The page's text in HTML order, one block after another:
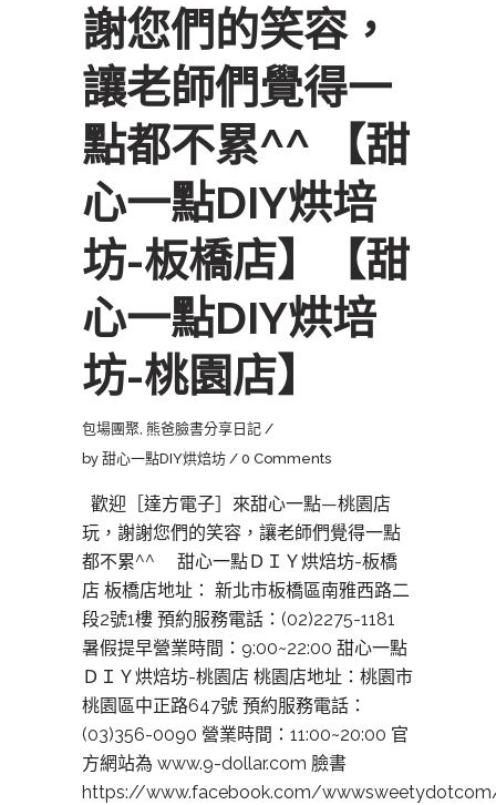
謝您們的笑容，
讓老師們覺得一
點都不累^^ 【甜
心一點DIY烘培
坊-板橋店】【甜
心一點DIY烘培
坊-桃園店】
包場團聚, 熊爸臉書分享日記
by 甜心一點DIY烘焙坊 0 Comments
歡迎［達方電子］來甜心一點—桃園店
玩，謝謝您們的笑容，讓老師們覺得一點
都不累^^ 甜心一點ＤＩＹ烘焙坊-板橋
店 板橋店地址： 新北市板橋區南雅西路二
段2號1樓 預約服務電話：(02)2275-1181
暑假提早營業時間：9:00~22:00 甜心一點
ＤＩＹ烘焙坊-桃園店 桃園店地址：桃園市
桃園區中正路647號 預約服務電話：
(03)356-0090 營業時間：11:00~20:00 官
方網站為 www.9-dollar.com 臉書
https://www.facebook.com/